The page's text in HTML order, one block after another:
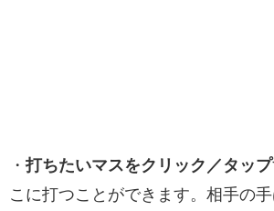
・打ちたいマスをクリック／タップ
こに打つことができます。相手の